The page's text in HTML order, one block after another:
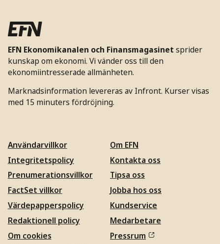
EFN Ekonomikanalen och Finansmagasinet sprider
kunskap om ekonomi. Vi vänder oss till den
ekonomiintresserade allmänheten.
Marknadsinformation levereras av Infront. Kurser visas
med 15 minuters fördröjning.
Användarvillkor
Integritetspolicy
Prenumerationsvillkor
FactSet villkor
Värdepapperspolicy
Redaktionell policy
Om cookies
Om EFN
Kontakta oss
Tipsa oss
Jobba hos oss
Kundservice
Medarbetare
Pressrum